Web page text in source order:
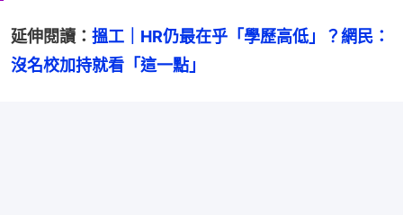
延伸閱讀： 搵工｜HR仍最在乎「學歷高低」？網民：
沒名校加持就看「這一點」